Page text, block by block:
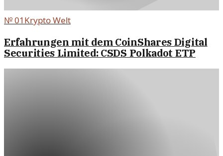
№01 Krypto Welt
Erfahrungen mit dem CoinShares Digital
Securities Limited: CSDS Polkadot ETP